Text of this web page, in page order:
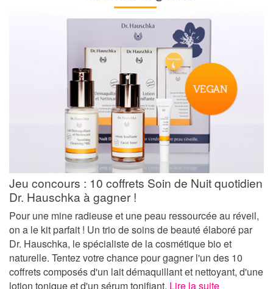
Jeu concours : 10 coffrets Soin de Nuit quotidien
Dr. Hauschka à gagner !
Pour une mine radieuse et une peau ressourcée au réveil,
on a le kit parfait ! Un trio de soins de beauté élaboré par
Dr. Hauschka, le spécialiste de la cosmétique bio et
naturelle. Tentez votre chance pour gagner l'un des 10
coffrets composés d'un lait démaquillant et nettoyant, d'une
lotion tonique et d'un sérum tonifiant. Lire la suite